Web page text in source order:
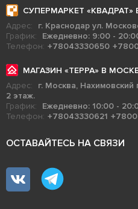
СУПЕРМАРКЕТ «КВАДРАТ»
Адрес:
г. Краснодар ул.
График:
Ежедневно: 9:00 -
Телефон: +78043330650
МАГАЗИН «ТЕРРА» В
Адрес:
г. Москва, Нахимовский
2 этаж.
График:
Ежедневно: 10:00 -
Телефон: +78043330621
ОСТАВАЙТЕСЬ НА СВЯЗИ